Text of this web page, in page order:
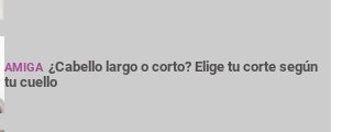
AMIGA ¿Cabello largo o corto? Elige tu corte según
tu cuello